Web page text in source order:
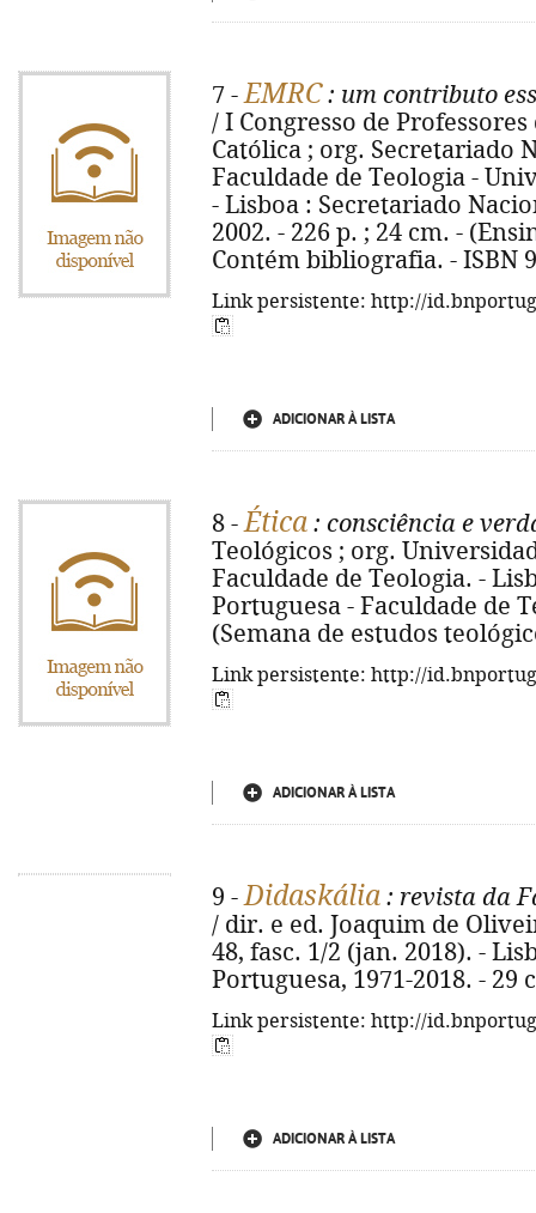
7 -EMRC: um contributo
/ I Congresso de
Católica ; org. Secretariado
Faculdade de Teologia -
- Lisboa : Secretariado
2002. - 226 p. ; 24 cm. -
Contém bibliografia. - ISBN
Link persistente: http://
ADICIONAR À LISTA
8 -Ética : consciência e
Teológicos ; org.
Faculdade de Teologia. -
Portuguesa - Faculdade de
(Semana de estudos
Link persistente: http://
ADICIONAR À LISTA
9 -Didaskália : revista da
/ dir. e ed. Joaquim de
48, fasc. 1/2 (jan. 2018). -
Portuguesa, 1971-2018. - 29
Link persistente: http://
ADICIONAR À LISTA